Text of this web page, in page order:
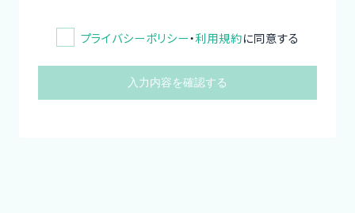
プライバシーポリシー・利用規約に同意する
入力内容を確認する